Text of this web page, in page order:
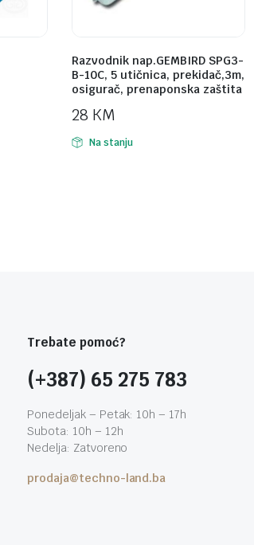
Razvodnik nap.GEMBIRD SPG3-
B-10C, 5 utičnica, prekidač,3m,
osigurač, prenaponska zaštita
28 KM
Na stanju
Trebate pomoć?
(+387) 65 275 783
Ponedeljak – Petak: 10h – 17h
Subota: 10h – 12h
Nedelja: Zatvoreno
prodaja@techno-land.ba